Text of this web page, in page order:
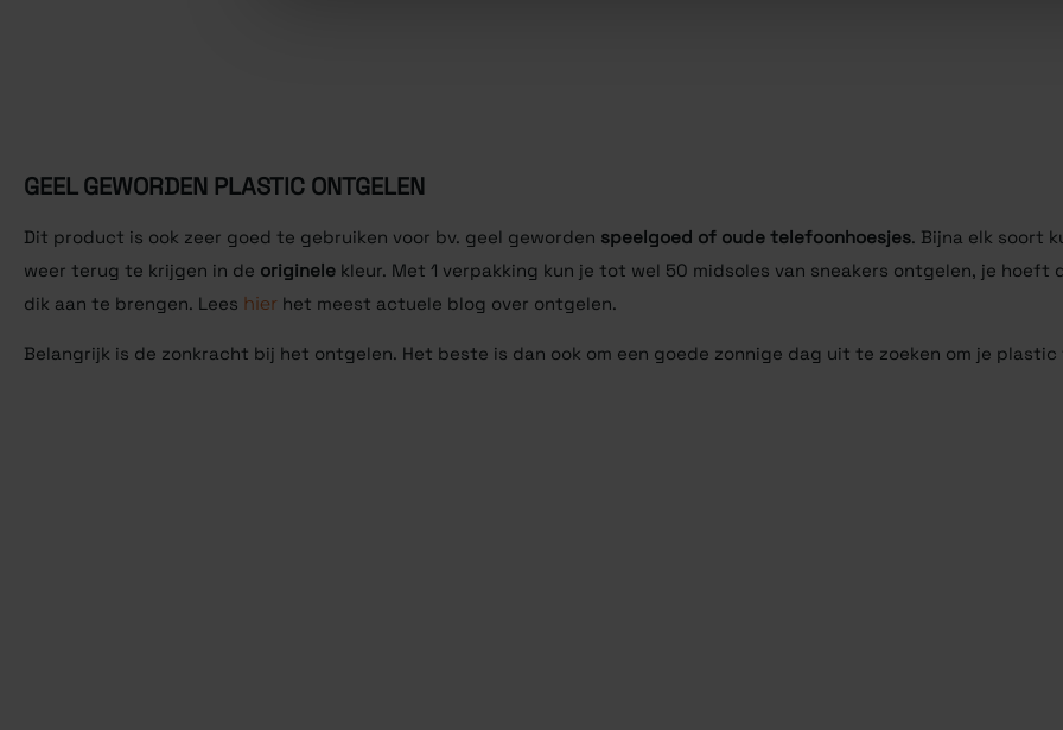
GEEL GEWORDEN PLASTIC ONTGELEN
Dit product is ook zeer goed te gebruiken voor bv. geel geworden speelgoed of oude telefoonhoesjes. Bijna elk soort
weer terug te krijgen in de originele kleur. Met 1 verpakking kun je tot wel 50 midsoles van sneakers ontgelen, je hoeft
dik aan te brengen. Lees hier het meest actuele blog over ontgelen.
Belangrijk is de zonkracht bij het ontgelen. Het beste is dan ook om een goede zonnige dag uit te zoeken om je